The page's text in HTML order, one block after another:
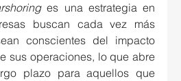
es una estrategia en
buscan cada vez más
conscientes del impacto
sus operaciones, lo que abre
plazo para aquellos que